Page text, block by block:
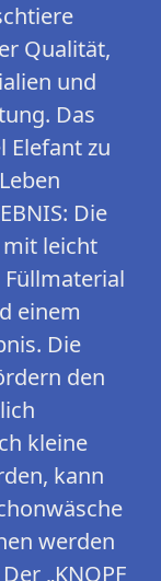
Qualität,
und
Das
Elefant zu
Die
leicht
einem
Die
den
kleine
kann
werden
„KNOPF